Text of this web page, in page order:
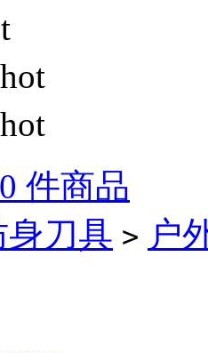
hot
hot
件商品
身刀具 > 户